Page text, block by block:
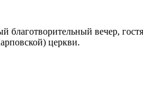
вечер,
церкви.